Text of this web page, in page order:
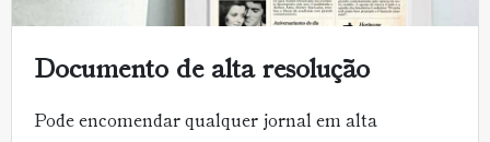
Documento de alta resolução
Pode encomendar qualquer jornal em alta